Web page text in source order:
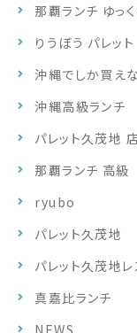
那覇ランチ ゆっく
りうぼう パレット
沖縄でしか買え
沖縄高級ランチ
パレット久茂地
那覇ランチ 高級
ryubo
パレット久茂地
パレット久茂地レ
真嘉比ランチ